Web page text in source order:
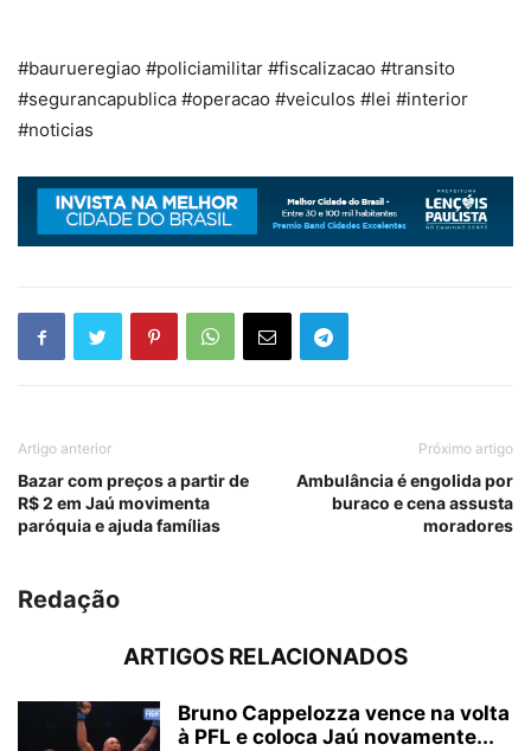
#baurueregiao #policiamilitar #fiscalizacao #transito
#segurancapublica #operacao #veiculos #lei #interior
#noticias
Artigo anterior
Bazar com preços a partir de
R$ 2 em Jaú movimenta
paróquia e ajuda famílias
Próximo artigo
Ambulância é engolida por
buraco e cena assusta
moradores
Redação
ARTIGOS RELACIONADOS
Bruno Cappelozza vence na volta
à PFL e coloca Jaú novamente...